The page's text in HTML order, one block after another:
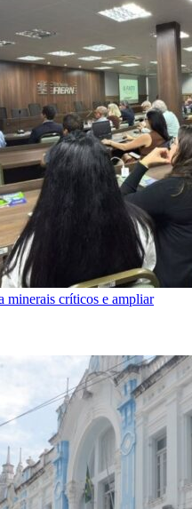
minerais críticos e ampliar